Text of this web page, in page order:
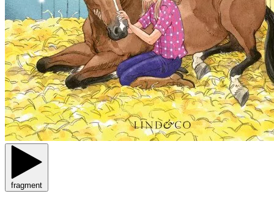
fragment